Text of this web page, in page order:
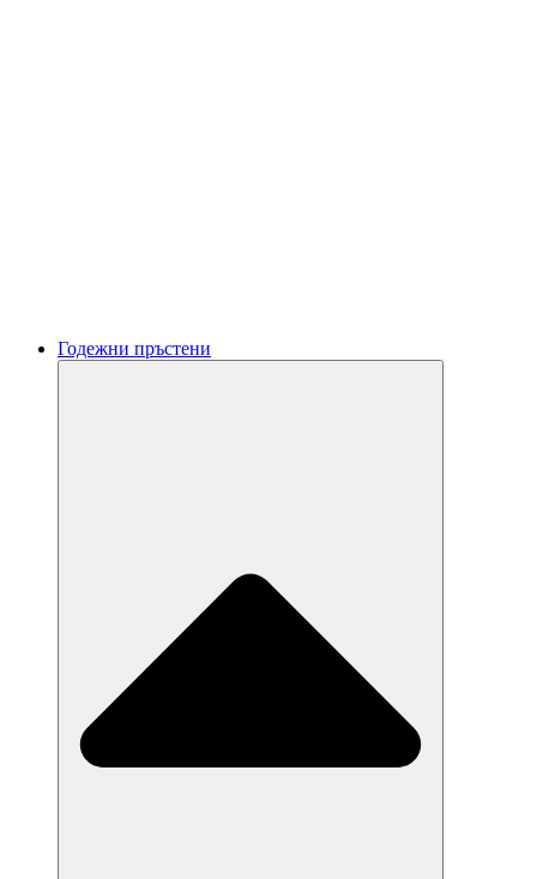
Годежни пръстени